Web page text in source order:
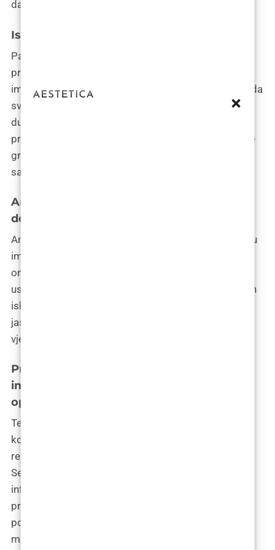
da njihovi individualni ciljevi ljepote budu ostvareni.
Iskustva pacijenata
Pacijenti poliklinike Bagatin u Zagrebu dijele svoje
priče o transformacijama zahvaljujući inteligentnim
implantatima za blefaroplastiku. Ove priče ne samo da
svjedoče o visokoj kvaliteti kirurških zahvata već i o
dubokom psihološkom utjecaju koji estetske
promjene imaju na pojedince. Transformacije prelaze
granice fizičkog izgleda, poboljšavajući
samopouzdanje i zadovoljstvo životom.
Analiza prije i poslije operacije: Vizualni
dokazi uspjeha
Analizom fotografija prije i poslije operacije, vidljivi su
impresivni rezultati koje inteligentni implantati
omogućavaju u blefaroplastici. Ove vizualne dokaze
uspjeha koriste kirurzi za demonstraciju potencijalnih
ishoda pacijentima tijekom konzultacija, pružajući
jasan uvid u mogućnosti modernih tehnologija i
vještine kirurga.
Praćenje oporavka pomoću inteligentnih
implantata: Tehnologija za brže i sigurnije
oporavak
Tehnologija inteligentnih implantata omogućava
kontinuirano praćenje oporavka pacijenata, što
rezultira bržim i sigurnijim procesom oporavka.
Senzori unutar implantata pružaju kirurzima vitalne
informacije o stanju tkiva, omogućavajući
pravovremene intervencije i prilagođavanje
postoperativne njege ako je potrebno, čime se
minimiziraju rizici od komplikacija.